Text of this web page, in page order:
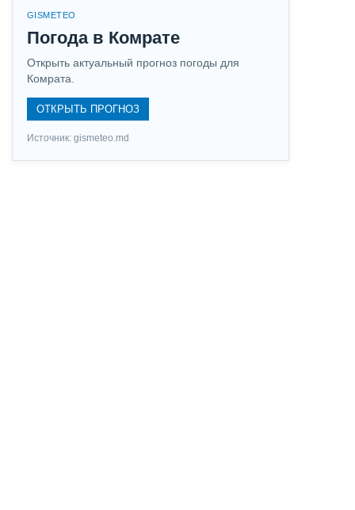
GISMETEO
Погода в Комрате
Открыть актуальный прогноз погоды для
Комрата.
ОТКРЫТЬ ПРОГНОЗ
Источник: gismeteo.md